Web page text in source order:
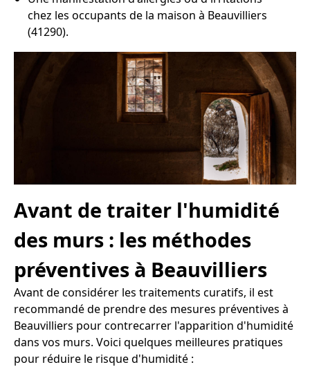
chez les occupants de la maison à Beauvilliers
(41290).
Avant de traiter l'humidité
des murs : les méthodes
préventives à Beauvilliers
Avant de considérer les traitements curatifs, il est
recommandé de prendre des mesures préventives à
Beauvilliers pour contrecarrer l'apparition d'humidité
dans vos murs. Voici quelques meilleures pratiques
pour réduire le risque d'humidité :